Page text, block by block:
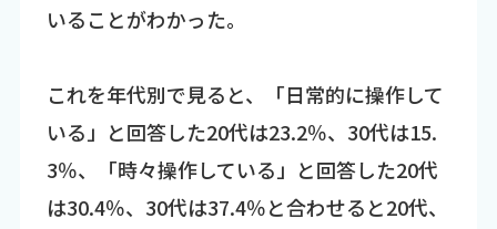
いることがわかった。
これを年代別で見ると、「日常的に操作して
いる」と回答した20代は23.2％、30代は15.
3％、「時々操作している」と回答した20代
は30.4％、30代は37.4％と合わせると20代、